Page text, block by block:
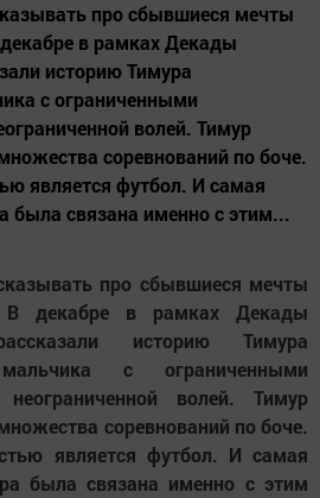
про сбывшиеся мечты
в рамках Декады
историю Тимура
с ограниченными
волей. Тимур
соревнований по боче.
является футбол. И самая
была связана именно с этим...
про сбывшиеся мечты
В декабре в рамках Декады
историю Тимура
с ограниченными
волей. Тимур
соревнований по боче.
является футбол. И самая
была связана именно с этим